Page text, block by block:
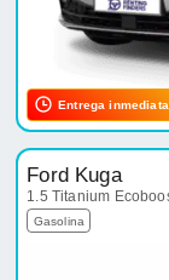
Entrega inmediata
Ford Kuga
1.5 Titanium
Gasolina